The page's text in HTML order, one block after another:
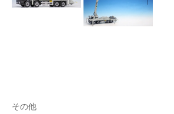
その他